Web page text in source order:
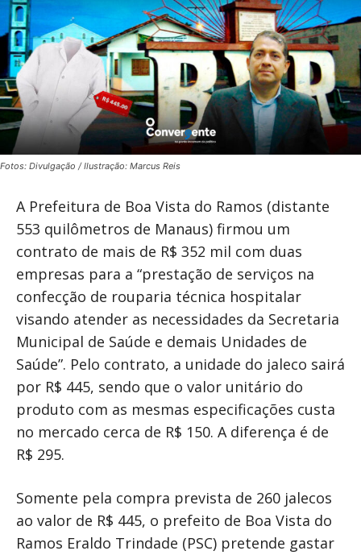
Fotos: Divulgação / Ilustração: Marcus Reis
A Prefeitura de Boa Vista do Ramos (distante
553 quilômetros de Manaus) firmou um
contrato de mais de R$ 352 mil com duas
empresas para a “prestação de serviços na
confecção de rouparia técnica hospitalar
visando atender as necessidades da Secretaria
Municipal de Saúde e demais Unidades de
Saúde”. Pelo contrato, a unidade do jaleco sairá
por R$ 445, sendo que o valor unitário do
produto com as mesmas especificações custa
no mercado cerca de R$ 150. A diferença é de
R$ 295.
Somente pela compra prevista de 260 jalecos
ao valor de R$ 445, o prefeito de Boa Vista do
Ramos Eraldo Trindade (PSC) pretende gastar